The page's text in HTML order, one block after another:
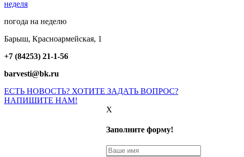
неделя
погода на неделю
Барыш, Красноармейская, 1
+7 (84253) 21-1-56
barvesti@bk.ru
ЕСТЬ НОВОСТЬ? ХОТИТЕ ЗАДАТЬ ВОПРОС?
НАПИШИТЕ НАМ!
X
Заполните форму!